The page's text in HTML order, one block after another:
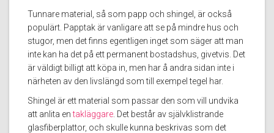
Tunnare material, så som papp och shingel, är också
populärt. Papptak är vanligare att se på mindre hus och
stugor, men det finns egentligen inget som säger att man
inte kan ha det på ett permanent bostadshus, givetvis. Det
är väldigt billigt att köpa in, men har å andra sidan inte i
närheten av den livslängd som till exempel tegel har.
Shingel är ett material som passar den som vill undvika
att anlita entakläggare . Det består av självklistrande
glasfiberplattor, och skulle kunna beskrivas som det